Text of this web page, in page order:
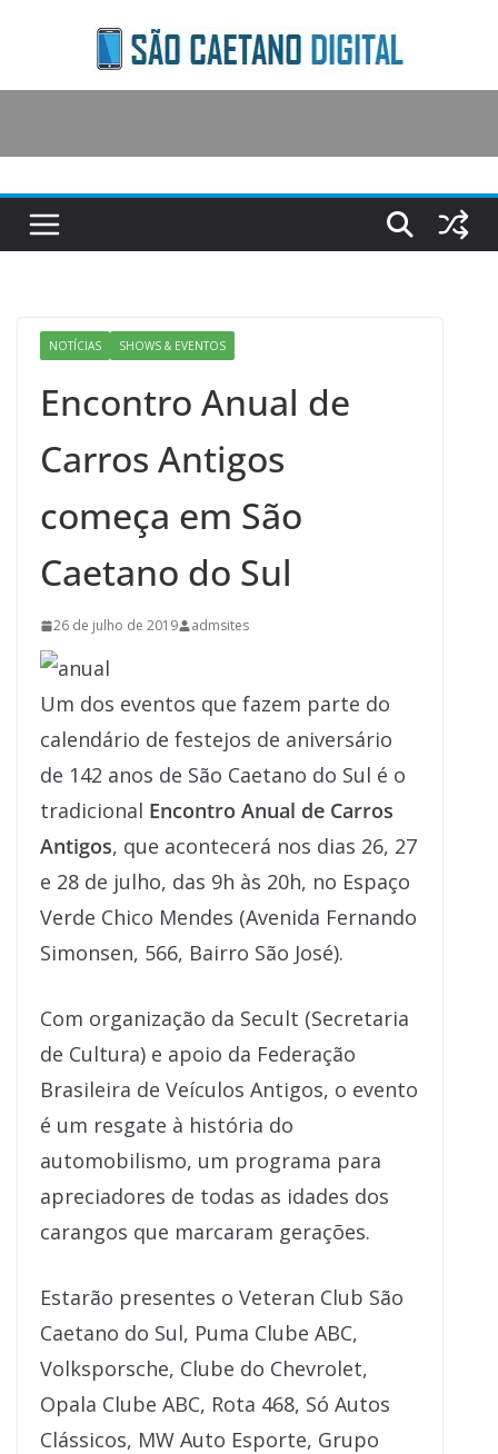
content
NOTÍCIAS SHOWS & EVENTOS
Encontro Anual de
Carros Antigos
começa em São
Caetano do Sul
26 de julho de 2019 admsites
Um dos eventos que fazem parte do
calendário de festejos de aniversário
de 142 anos de São Caetano do Sul é o
tradicional Encontro Anual de Carros
Antigos, que acontecerá nos dias 26, 27
e 28 de julho, das 9h às 20h, no Espaço
Verde Chico Mendes (Avenida Fernando
Simonsen, 566, Bairro São José).
Com organização da Secult (Secretaria
de Cultura) e apoio da Federação
Brasileira de Veículos Antigos, o evento
é um resgate à história do
automobilismo, um programa para
apreciadores de todas as idades dos
carangos que marcaram gerações.
Estarão presentes o Veteran Club São
Caetano do Sul, Puma Clube ABC,
Volksporsche, Clube do Chevrolet,
Opala Clube ABC, Rota 468, Só Autos
Clássicos, MW Auto Esporte, Grupo